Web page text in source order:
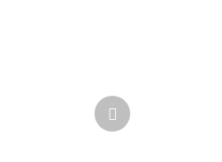
Ďalší
produkt